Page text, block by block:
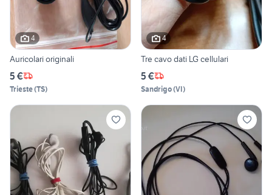
4
Auricolari originali
5 €
Trieste(TS)
4
Tre cavo dati LG cellulari
5 €
Sandrigo(VI)